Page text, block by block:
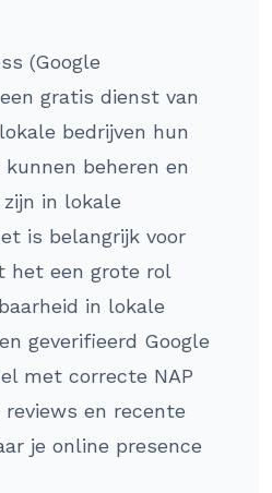
(Google
gratis dienst van
bedrijven hun
beheren en
in lokale
is belangrijk voor
het een grote rol
in lokale
geverifieerd Google
met correcte NAP
reviews en recente
je online presence